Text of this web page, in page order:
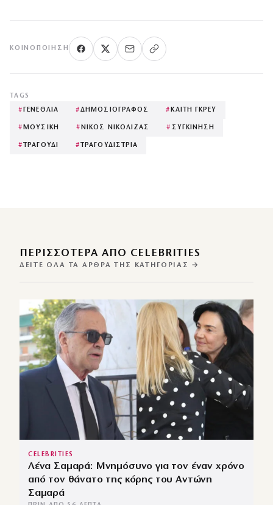
ΚΟΙΝΟΠΟΊΗΣΗ
TAGS
# ΓΕΝΕΘΛΙΑ #ΔΗΜΟΣΙΟΓΡΑΦΟΣ # ΚΑΙΤΗ ΓΚΡΕΥ
# ΜΟΥΣΙΚΗ # ΝΙΚΟΣ ΝΙΚΟΛΙΖΑΣ # ΣΥΓΚΙΝΗΣΗ
# ΤΡΑΓΟΥΔΙ # ΤΡΑΓΟΥΔΙΣΤΡΙΑ
ΠΕΡΙΣΣΌΤΕΡΑ ΑΠΌ CELEBRITIES
ΔΕΊΤΕ ΌΛΑ ΤΑ ΆΡΘΡΑ ΤΗΣ ΚΑΤΗΓΟΡΊΑΣ →
CELEBRITIES
Λένα Σαμαρά: Μνημόσυνο για τον έναν χρόνο
από τον θάνατο της κόρης του Αντώνη
Σαμαρά